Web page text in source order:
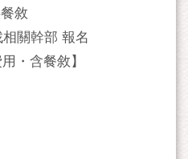
敘
關幹部 報名
・含餐敘】